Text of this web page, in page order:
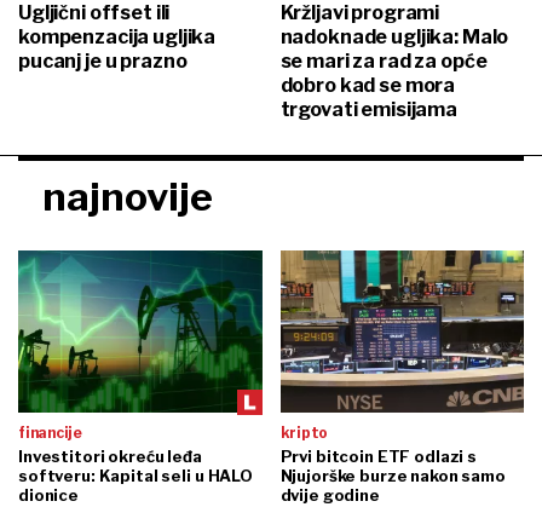
Ugljični offset ili
kompenzacija ugljika
pucanj je u prazno
ugljika
Kržljavi programi
nadoknade ugljika: Malo
se mari za rad za opće
dobro kad se mora
trgovati emisijama
najnovije
financije
Investitori okreću leđa
softveru: Kapital seli u HALO
dionice
kripto
Prvi bitcoin ETF odlazi s
Njujorške burze nakon samo
dvije godine